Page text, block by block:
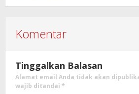
Komentar
Tinggalkan Balasan
Alamat email Anda tidak akan
wajib ditandai *